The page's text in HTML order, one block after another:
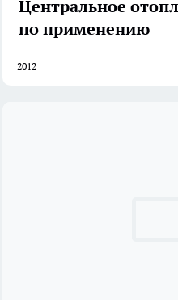
Центральное
по применению
2012